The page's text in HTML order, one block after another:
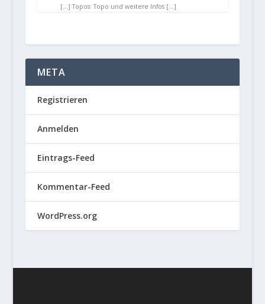
[…] Topos: Topo und weitere Infos […]
META
Registrieren
Anmelden
Eintrags-Feed
Kommentar-Feed
WordPress.org